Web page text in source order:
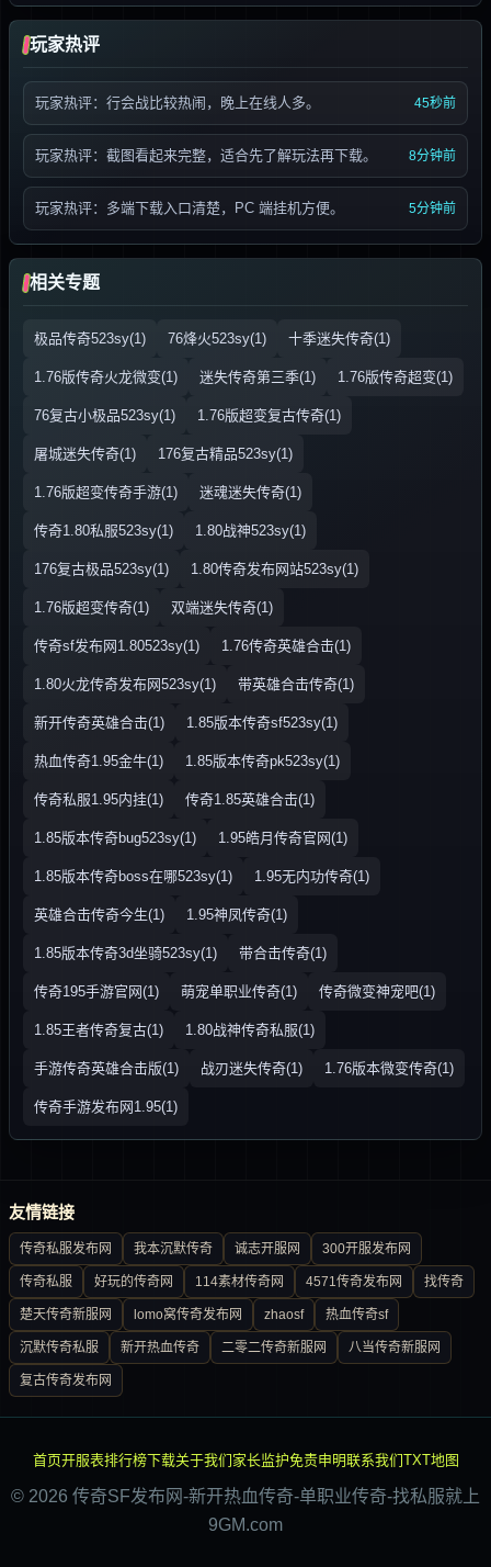
玩家热评
玩家热评：行会战比较热闹，晚上在线人多。 45秒前
玩家热评：截图看起来完整，适合先了解玩法再下载。 8分钟前
玩家热评：多端下载入口清楚，PC 端挂机方便。 5分钟前
相关专题
极品传奇523sy(1) 76烽火523sy(1) 十季迷失传奇(1)
1.76版传奇火龙微变(1) 迷失传奇第三季(1) 1.76版传奇超变(1)
76复古小极品523sy(1) 1.76版超变复古传奇(1)
屠城迷失传奇(1) 176复古精品523sy(1)
1.76版超变传奇手游(1) 迷魂迷失传奇(1)
传奇1.80私服523sy(1) 1.80战神523sy(1)
176复古极品523sy(1) 1.80传奇发布网站523sy(1)
1.76版超变传奇(1) 双端迷失传奇(1)
传奇sf发布网1.80523sy(1) 1.76传奇英雄合击(1)
1.80火龙传奇发布网523sy(1) 带英雄合击传奇(1)
新开传奇英雄合击(1) 1.85版本传奇sf523sy(1)
热血传奇1.95金牛(1) 1.85版本传奇pk523sy(1)
传奇私服1.95内挂(1) 传奇1.85英雄合击(1)
1.85版本传奇bug523sy(1) 1.95皓月传奇官网(1)
1.85版本传奇boss在哪523sy(1) 1.95无内功传奇(1)
英雄合击传奇今生(1) 1.95神凤传奇(1)
1.85版本传奇3d坐骑523sy(1) 带合击传奇(1)
传奇195手游官网(1) 萌宠单职业传奇(1) 传奇微变神宠吧(1)
1.85王者传奇复古(1) 1.80战神传奇私服(1)
手游传奇英雄合击版(1) 战刃迷失传奇(1) 1.76版本微变传奇(1)
传奇手游发布网1.95(1)
友情链接
传奇私服发布网 我本沉默传奇 诚志开服网 300开服发布网
传奇私服 好玩的传奇网 114素材传奇网 4571传奇发布网 找传奇
楚天传奇新服网 lomo窝传奇发布网 zhaosf 热血传奇sf
沉默传奇私服 新开热血传奇 二零二传奇新服网 八当传奇新服网
复古传奇发布网
首页开服表排行榜下载关于我们 家长监护免责申明联系我们TXT地图
© 2026 传奇SF发布网-新开热血传奇-单职业传奇-找私服就上
9GM.com